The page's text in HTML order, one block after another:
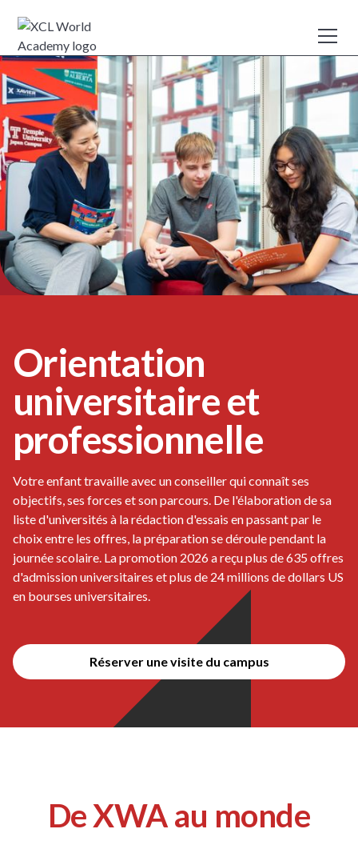
Orientation
universitaire et
professionnelle
Votre enfant travaille avec un conseiller qui connaît ses
objectifs, ses forces et son parcours. De l'élaboration de sa
liste d'universités à la rédaction d'essais en passant par le
choix entre les offres, la préparation se déroule pendant la
journée scolaire. La promotion 2026 a reçu plus de 635 offres
d'admission universitaires et plus de 24 millions de dollars US
en bourses universitaires.
Réserver une visite du campus
De XWA au monde